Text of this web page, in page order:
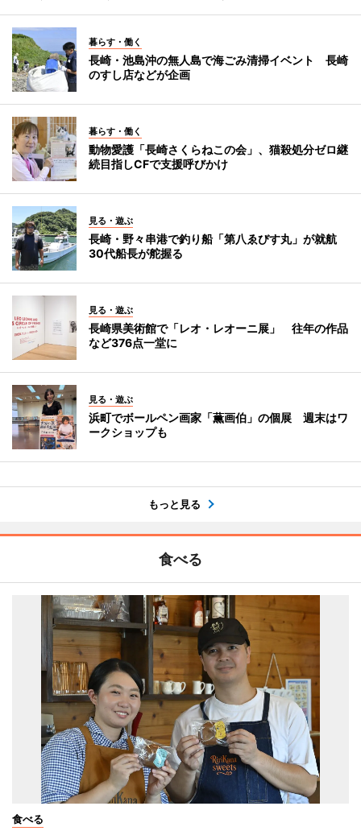
暮らす・働く
長崎・池島沖の無人島で海ごみ清掃イベント 長崎
のすし店などが企画
暮らす・働く
動物愛護「長崎さくらねこの会」、猫殺処分ゼロ継
続目指しCFで支援呼びかけ
見る・遊ぶ
長崎・野々串港で釣り船「第八ゑびす丸」が就航
30代船長が舵握る
見る・遊ぶ
長崎県美術館で「レオ・レオーニ展」 往年の作品
など376点一堂に
見る・遊ぶ
浜町でボールペン画家「薫画伯」の個展 週末はワ
ークショップも
もっと見る
食べる
食べる